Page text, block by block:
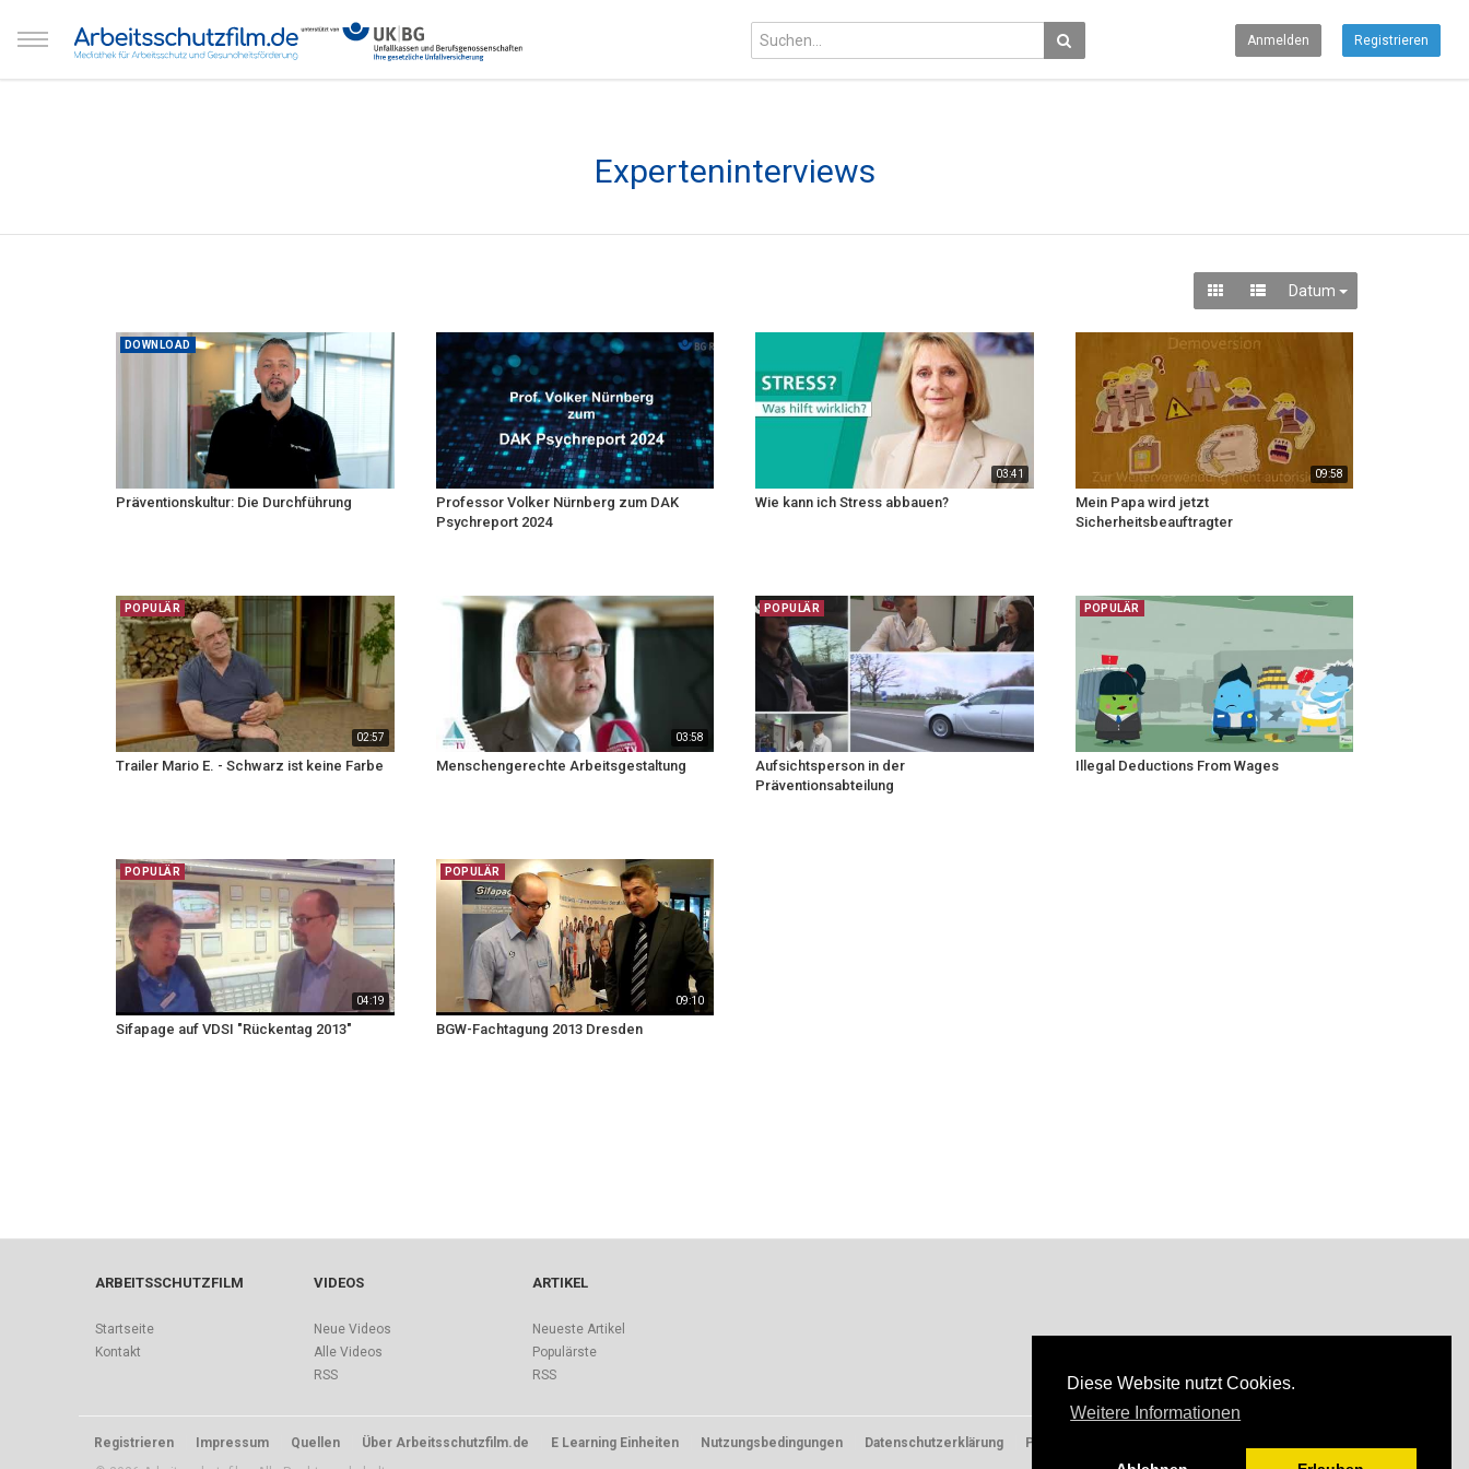
Diese Website nutzt Cookies.
Weitere Informationen
Anmelden Registrieren
Experteninterviews
Datum
DOWNLOAD
Präventionskultur: Die Durchführung
Professor Volker Nürnberg zum DAK
Psychreport 2024
03:41
Wie kann ich Stress abbauen?
09:58
Mein Papa wird jetzt
Sicherheitsbeauftragter
02:57
POPULÄR
Trailer Mario E. - Schwarz ist keine Farbe
03:58
Menschengerechte Arbeitsgestaltung
POPULÄR
Aufsichtsperson in der
Präventionsabteilung
POPULÄR
Illegal Deductions From Wages
04:19
POPULÄR
Sifapage auf VDSI "Rückentag 2013"
09:10
POPULÄR
BGW-Fachtagung 2013 Dresden
ARBEITSSCHUTZFILM
Startseite
Kontakt
VIDEOS
Neue Videos
Alle Videos
RSS
ARTIKEL
Neueste Artikel
Populärste
RSS
Registrieren Impressum Quellen Über Arbeitsschutzfilm.de E Learning Einheiten Nutzungsbedingungen Datenschutzerklärung
Presse